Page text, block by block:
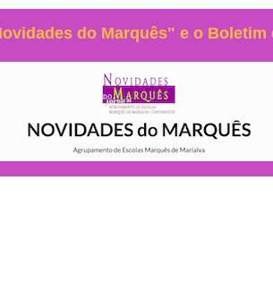
do Marquês" e o Boletim